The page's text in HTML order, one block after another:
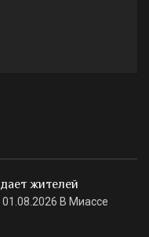
жителей
01.08.2026 В Миассе